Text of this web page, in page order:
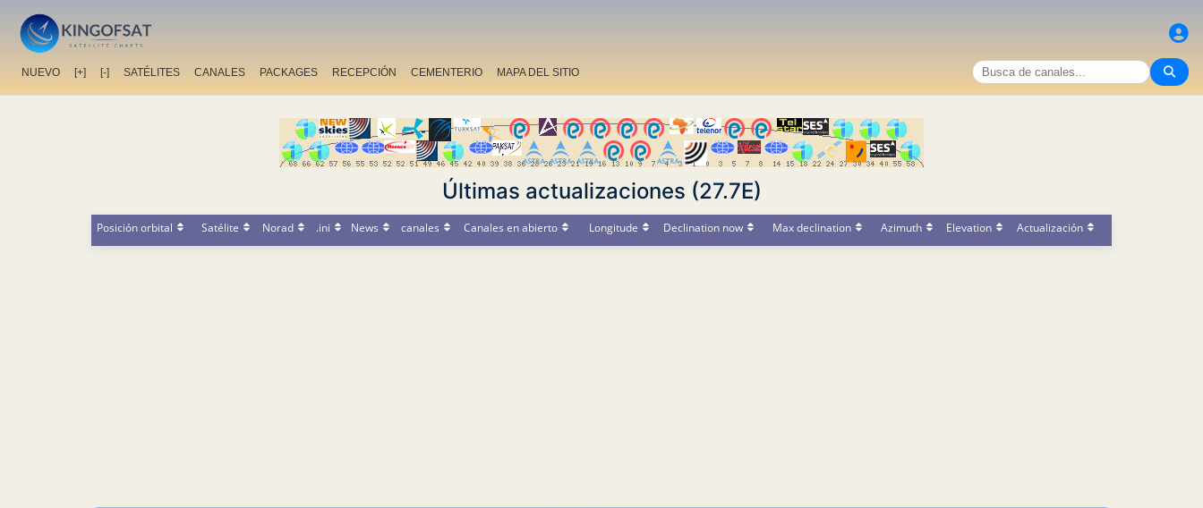
NUEVO [+] [-] SATÉLITES CANALES PACKAGES RECEPCIÓN CEMENTERIO MAPA DEL SITIO
Últimas actualizaciones (27.7E)
Posición orbital Satélite Norad .ini News canales Canales en abierto Longitude Declination now Max declination Azimuth Elevation Actualización